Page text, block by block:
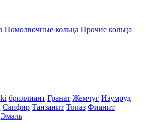
Помолвочные кольца Прочие кольца
бриллиант Гранат Жемчуг Изумруд
Сапфир Танзанит Топаз Фианит
Эмаль